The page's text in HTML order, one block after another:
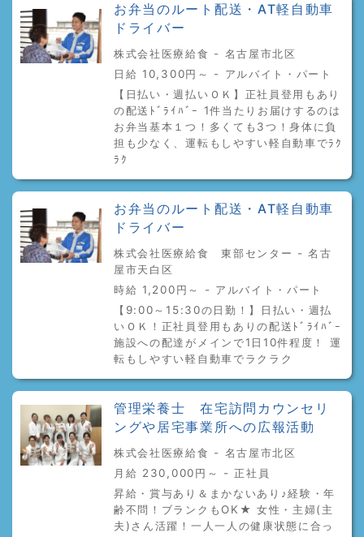
お弁当のルート配送・AT軽自動車
ドライバー
株式会社医療給食 - 名古屋市北区
日給 10,300円～ - アルバイト・パート
【日払い・週払いＯＫ】正社員登用もあり
の配送ﾄﾞﾗｲﾊﾞｰ 1件当たりお届けするのは
お弁当基本１つ！多くても3つ！身体に負
担も少なく、運転もしやすい軽自動車でﾗｸ
ﾗｸ
お弁当のルート配送・AT軽自動車
ドライバー
株式会社医療給食 東部センター - 名古
屋市天白区
時給 1,200円～ - アルバイト・パート
【9:00～15:30の日勤！】日払い・週払
いＯＫ！正社員登用もありの配送ﾄﾞﾗｲﾊﾞｰ
施設への配達がメインで1日10件程度！ 運
転もしやすい軽自動車でラクラク
管理栄養士 在宅訪問カウンセリ
ングや居宅事業所への広報活動
株式会社医療給食 - 名古屋市北区
月給 230,000円～ - 正社員
昇給・賞与あり＆まかないあり♪経験・年
齢不問！ブランクもOK★ 女性・主婦(主
夫)さん活躍！一人一人の健康状態に合っ